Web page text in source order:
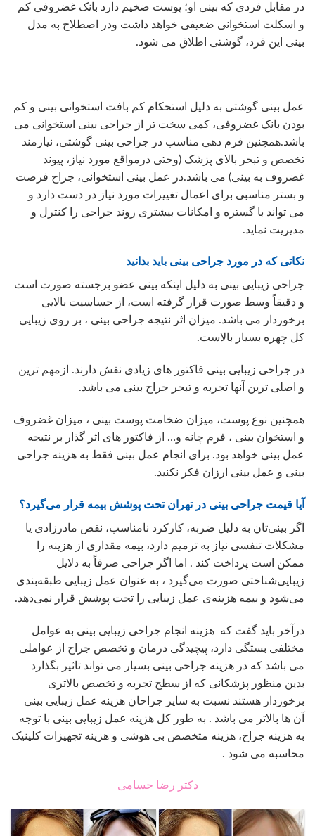
در مقابل فردی که بینی او؛ پوست ضخیم دارد بانک غضروفی کم
و اسکلت استخوانی ضعیفی خواهد داشت ودر اصطلاح به مدل
بینی این فرد، گوشتی اطلاق می شود.
عمل بینی گوشتی به دلیل استحکام کم بافت استخوانی بینی و کم
بودن بانک غضروفی، کمی سخت تر از جراحی بینی استخوانی می
باشد.همچنین فرم دهی مناسب در جراحی بینی گوشتی، نیازمند
تخصص و تبحر بالای پزشک (وحتی درمواقع مورد نیاز، پیوند
غضروف به بینی) می باشد.در عمل بینی استخوانی، جراح فرصت
و بستر مناسبی برای اعمال تغییرات مورد نیاز در دست دارد و
می تواند با گستره و امکانات بیشتری روند جراحی را کنترل و
مدیریت نماید.
نکاتی که در مورد جراحی بینی باید بدانید
جراحی زیبایی بینی به دلیل اینکه بینی عضو برجسته صورت است
و دقیقاً وسط صورت قرار گرفته است، از حساسیت بالایی
برخوردار می باشد. میزان اثر نتیجه جراحی بینی ، بر روی زیبایی
کل چهره بسیار بالاست.
در جراحی زیبایی بینی فاکتور های زیادی نقش دارند. ازمهم ترین
و اصلی ترین آنها تجربه و تبحر جراح بینی می باشد.
همچنین نوع پوست، میزان ضخامت پوست بینی ، میزان غضروف
و استخوان بینی ، فرم چانه و… از فاکتور های اثر گذار بر نتیجه
عمل بینی خواهد بود. برای انجام عمل بینی فقط به هزینه جراحی
بینی و عمل بینی ارزان فکر نکنید.
آیا قیمت جراحی بینی در تهران تحت پوشش بیمه قرار می‌گیرد؟
اگر بینی‌تان به دلیل ضربه، کارکرد نامناسب، نقص مادرزادی یا
مشکلات تنفسی نیاز به ترمیم دارد، بیمه مقداری از هزینه را
ممکن است پرداخت کند . اما اگر جراحی صرفاً به دلایل
زیبایی‌شناختی صورت می‌گیرد ، به عنوان عمل زیبایی طبقه‌بندی
می‌شود و بیمه هزینه‌ی عمل زیبایی را تحت پوشش قرار نمی‌دهد.
درآخر باید گفت که هزینه انجام جراحی زیبایی بینی به عوامل
مختلفی بستگی دارد، پیچیدگی درمان و تخصص جراح از عواملی
می باشد که در هزینه جراحی بینی بسیار می تواند تاثیر بگذارد
بدین منظور پزشکانی که از سطح تجربه و تخصص بالاتری
برخوردار هستند نسبت به سایر جراحان هزینه عمل زیبایی بینی
آن ها بالاتر می باشد . به طور کل هزینه عمل زیبایی بینی با توجه
به هزینه جراح، هزینه متخصص بی هوشی و هزینه تجهیزات کلینیک
محاسبه می شود .
دکتر رضا حسامی